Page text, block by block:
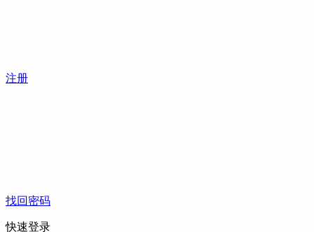
注册
找回密码
快速登录